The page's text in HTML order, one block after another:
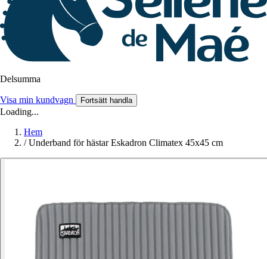
Delsumma
Visa min kundvagn Fortsätt handla
Loading...
Hem
/ Underband för hästar Eskadron Climatex 45x45 cm